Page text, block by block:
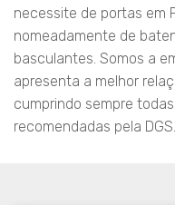
necessite de portas em
nomeadamente de
basculantes. Somos a
apresenta a melhor
cumprindo sempre
recomendadas pela DGS.